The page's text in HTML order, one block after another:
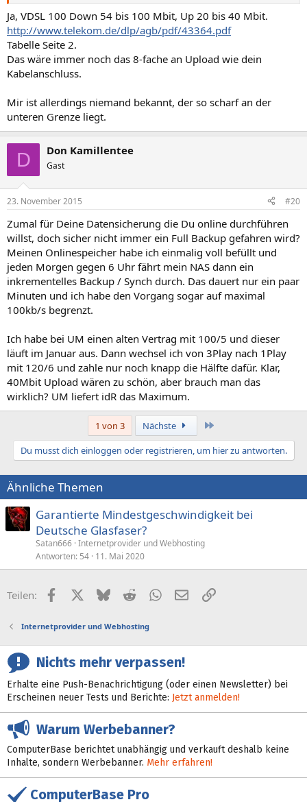
Ja, VDSL 100 Down 54 bis 100 Mbit, Up 20 bis 40 Mbit.
http://www.telekom.de/dlp/agb/pdf/43364.pdf
Tabelle Seite 2.
Das wäre immer noch das 8-fache an Upload wie dein
Kabelanschluss.
Mir ist allerdings niemand bekannt, der so scharf an der
unteren Grenze liegt.
D Don Kamillentee
Gast
23. November 2015 #20
Zumal für Deine Datensicherung die Du online durchführen
willst, doch sicher nicht immer ein Full Backup gefahren wird?
Meinen Onlinespeicher habe ich einmalig voll befüllt und
jeden Morgen gegen 6 Uhr fährt mein NAS dann ein
inkrementelles Backup / Synch durch. Das dauert nur ein paar
Minuten und ich habe den Vorgang sogar auf maximal
100kb/s begrenzt.
Ich habe bei UM einen alten Vertrag mit 100/5 und dieser
läuft im Januar aus. Dann wechsel ich von 3Play nach 1Play
mit 120/6 und zahle nur noch knapp die Hälfte dafür. Klar,
40Mbit Upload wären zu schön, aber brauch man das
wirklich? UM liefert idR das Maximum.
1 von 3 Nächste
Du musst dich einloggen oder registrieren, um hier zu antworten.
Ähnliche Themen
Garantierte Mindestgeschwindigkeit bei
Deutsche Glasfaser?
Satan666 Internetprovider und Webhosting
Antworten 54 11. Mai 2020
Teilen: FacebookX (Twitter)
BlueskyRedditWhatsApp
E-MailLink
Internetprovider und Webhosting
Nichts mehr verpassen!
Erhalte eine Push-Benachrichtigung (oder einen Newsletter) bei
Erscheinen neuer Tests und Berichte: Jetzt anmelden!
Warum Werbebanner?
ComputerBase berichtet unabhängig und verkauft deshalb keine
Inhalte, sondern Werbebanner. Mehr erfahren!
ComputerBase Pro